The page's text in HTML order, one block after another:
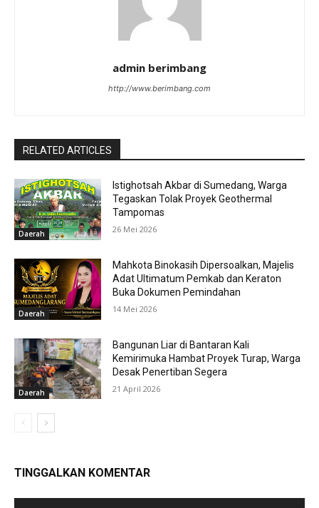
admin berimbang
http://www.berimbang.com
RELATED ARTICLES
Daerah
Istighotsah Akbar di Sumedang, Warga
Tegaskan Tolak Proyek Geothermal
Tampomas
26 Mei 2026
Daerah
Mahkota Binokasih Dipersoalkan, Majelis
Adat Ultimatum Pemkab dan Keraton
Buka Dokumen Pemindahan
14 Mei 2026
Daerah
Bangunan Liar di Bantaran Kali
Kemirimuka Hambat Proyek Turap, Warga
Desak Penertiban Segera
21 April 2026
TINGGALKAN KOMENTAR